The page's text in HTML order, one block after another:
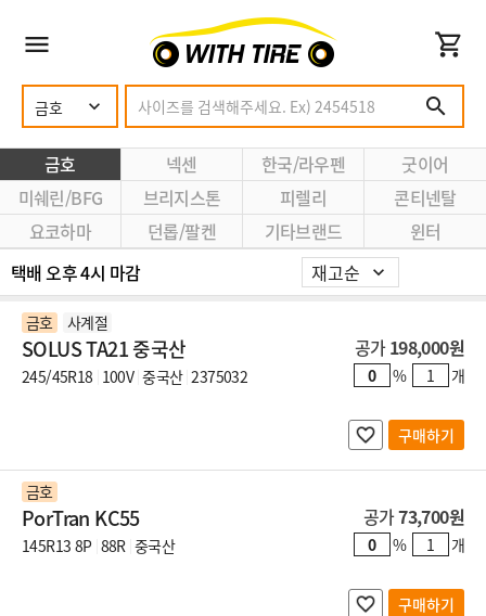
금호 넥센 한국/라우펜
굿이어
미쉐린/BFG
브리지스톤 피렐리
콘티넨탈
요코하마
던롭/팔켄 기타브랜드
윈터
택배 오후 4시 마감
금호 사계절
SOLUS TA21 중국산
245/45R18 100V 중국산 2375032
공가198,000원
% 개
구매하기
금호
PorTran KC55
145R13 8P 88R 중국산
공가73,700원
% 개
구매하기